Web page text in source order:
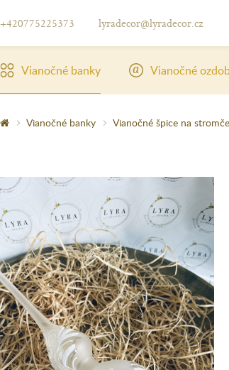
+420775225373 lyradecor@lyradecor.cz
Vianočné banky Vianočné
Vianočné banky Vianočné špice na